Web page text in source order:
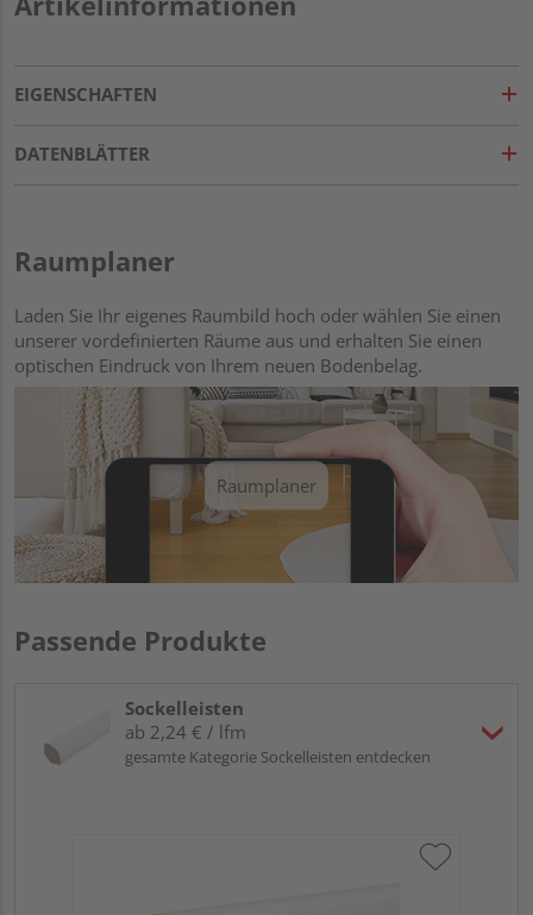
EIGENSCHAFTEN
DATENBLÄTTER
Raumplaner
Laden Sie Ihr eigenes Raumbild hoch oder wählen Sie einen
unserer vordefinierten Räume aus und erhalten Sie einen
optischen Eindruck von Ihrem neuen Bodenbelag.
Raumplaner
Passende Produkte
Sockelleisten
ab 2,24 € / lfm
gesamte Kategorie Sockelleisten entdecken